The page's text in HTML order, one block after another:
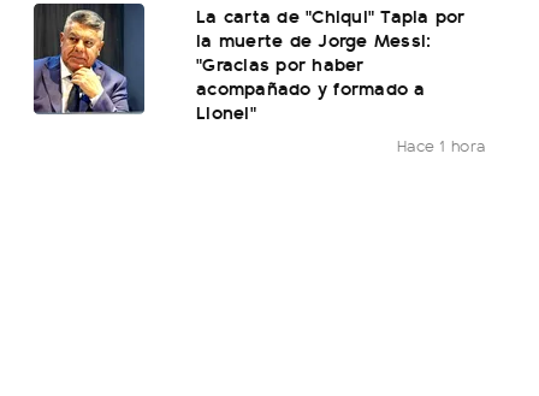
La carta de "Chiqui" Tapia por
la muerte de Jorge Messi:
"Gracias por haber
acompañado y formado a
Lionel"
Hace 1 hora